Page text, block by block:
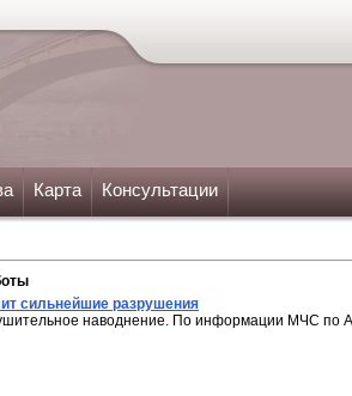
Карта Консультации
сильнейшие разрушения
наводнение. По информации МЧС по